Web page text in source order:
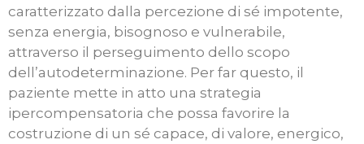
caratterizzato dalla percezione di sé impotente,
senza energia, bisognoso e vulnerabile,
attraverso il perseguimento dello scopo
dell’autodeterminazione. Per far questo, il
paziente mette in atto una strategia
ipercompensatoria che possa favorire la
costruzione di un sé capace, di valore, energico,